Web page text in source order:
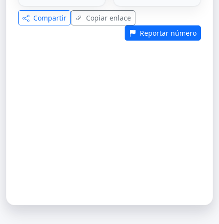
Compartir
Copiar enlace
Reportar número